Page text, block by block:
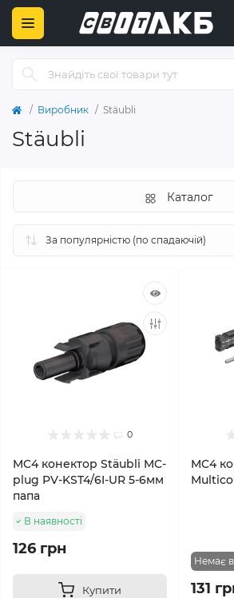
Виробник Stäubli
Stäubli
Каталог
0
MC4 конектор Stäubli MC-
plug PV-KST4/6I-UR 5-6мм
папа
В наявності
126 грн
Купити
MC4
Немає в
131